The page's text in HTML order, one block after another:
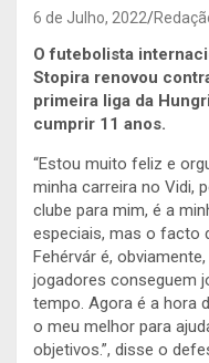
6 de Julho, 2022
O futebolista
Stopira renovou
primeira liga da
cumprir 11 anos.
“Estou muito feliz e
minha carreira no Vidi,
clube para mim, é a
especiais, mas o facto
Fehérvár é,
jogadores conseguem
tempo. Agora é a hora
o meu melhor para
objetivos.”, disse o